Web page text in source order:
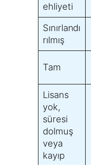
ehliyeti
Sınırlandı
rılmış
Tam
Lisans
yok,
süresi
dolmuş
veya
kayıp